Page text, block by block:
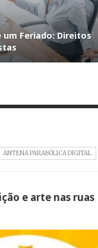
um Feriado: Direitos
ANTENA PARABÓLICA DIGITAL
e arte nas ruas